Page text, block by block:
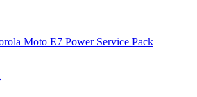
Moto E7 Power Service Pack